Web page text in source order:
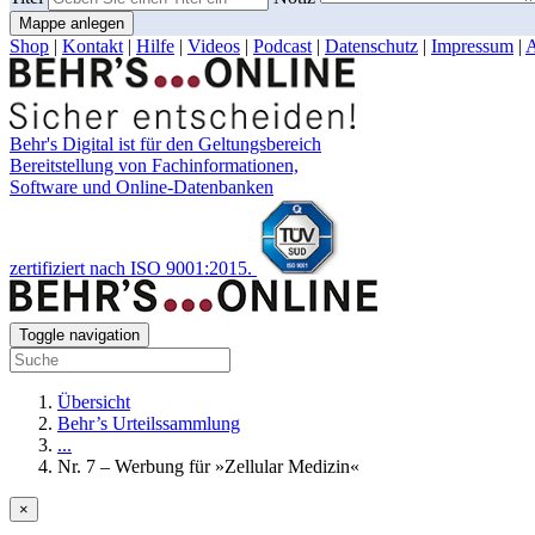
Mappe anlegen
Shop | Kontakt | Hilfe | Videos | Podcast | Datenschutz | Impressum |
Behr's Digital ist für den Geltungsbereich
Bereitstellung von Fachinformationen,
Software und Online-Datenbanken
zertifiziert nach ISO 9001:2015.
Toggle navigation
Übersicht
Behr’s Urteilssammlung
...
Nr. 7 – Werbung für »Zellular Medizin«
×